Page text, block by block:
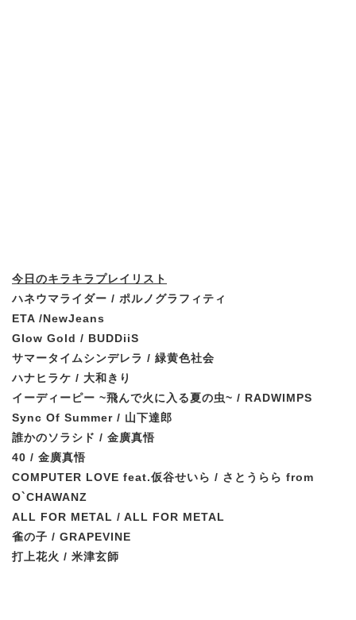
今日のキラキラプレイリスト
ハネウマライダー / ポルノグラフィティ
ETA /NewJeans
Glow Gold / BUDDiiS
サマータイムシンデレラ / 緑黄色社会
ハナヒラケ / 大和きり
イーディーピー ~飛んで火に入る夏の虫~ / RADWIMPS
Sync Of Summer / 山下達郎
誰かのソラシド / 金廣真悟
40 / 金廣真悟
COMPUTER LOVE feat.仮谷せいら / さとうらら from
O`CHAWANZ
ALL FOR METAL / ALL FOR METAL
雀の子 / GRAPEVINE
打上花火 / 米津玄師